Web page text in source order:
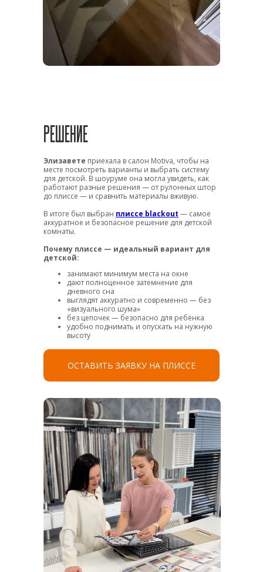
Элизавете приехала в салон Motiva, чтобы на
месте посмотреть варианты и выбрать систему
для детской. В шоуруме она могла увидеть, как
работают разные решения — от рулонных штор
до плиссе — и сравнить материалы вживую.
В итоге был выбран плиссе blackout — самое
аккуратное и безопасное решение для детской
комнаты.
Почему плиссе — идеальный вариант для
детской:
занимают минимум места на окне
дают полноценное затемнение для
дневного сна
выглядят аккуратно и современно — без
«визуального шума»
без цепочек — безопасно для ребёнка
удобно поднимать и опускать на нужную
высоту
ОСТАВИТЬ ЗАЯВКУ НА ПЛИССЕ
РЕШЕНИЕ